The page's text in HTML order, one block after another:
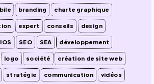
branding charte graphique
expert conseils design
IOS SEO SEA développement
logo société création de site web
stratégie communication vidéos